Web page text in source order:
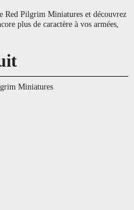
Red Pilgrim Miniatures et découvrez
plus de caractère à vos armées,
Miniatures